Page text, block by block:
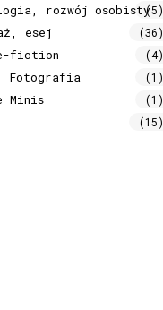
rozwój osobisty(5)
esej (36)
fiction (4)
Fotografia (1)
Minis (1)
(15)